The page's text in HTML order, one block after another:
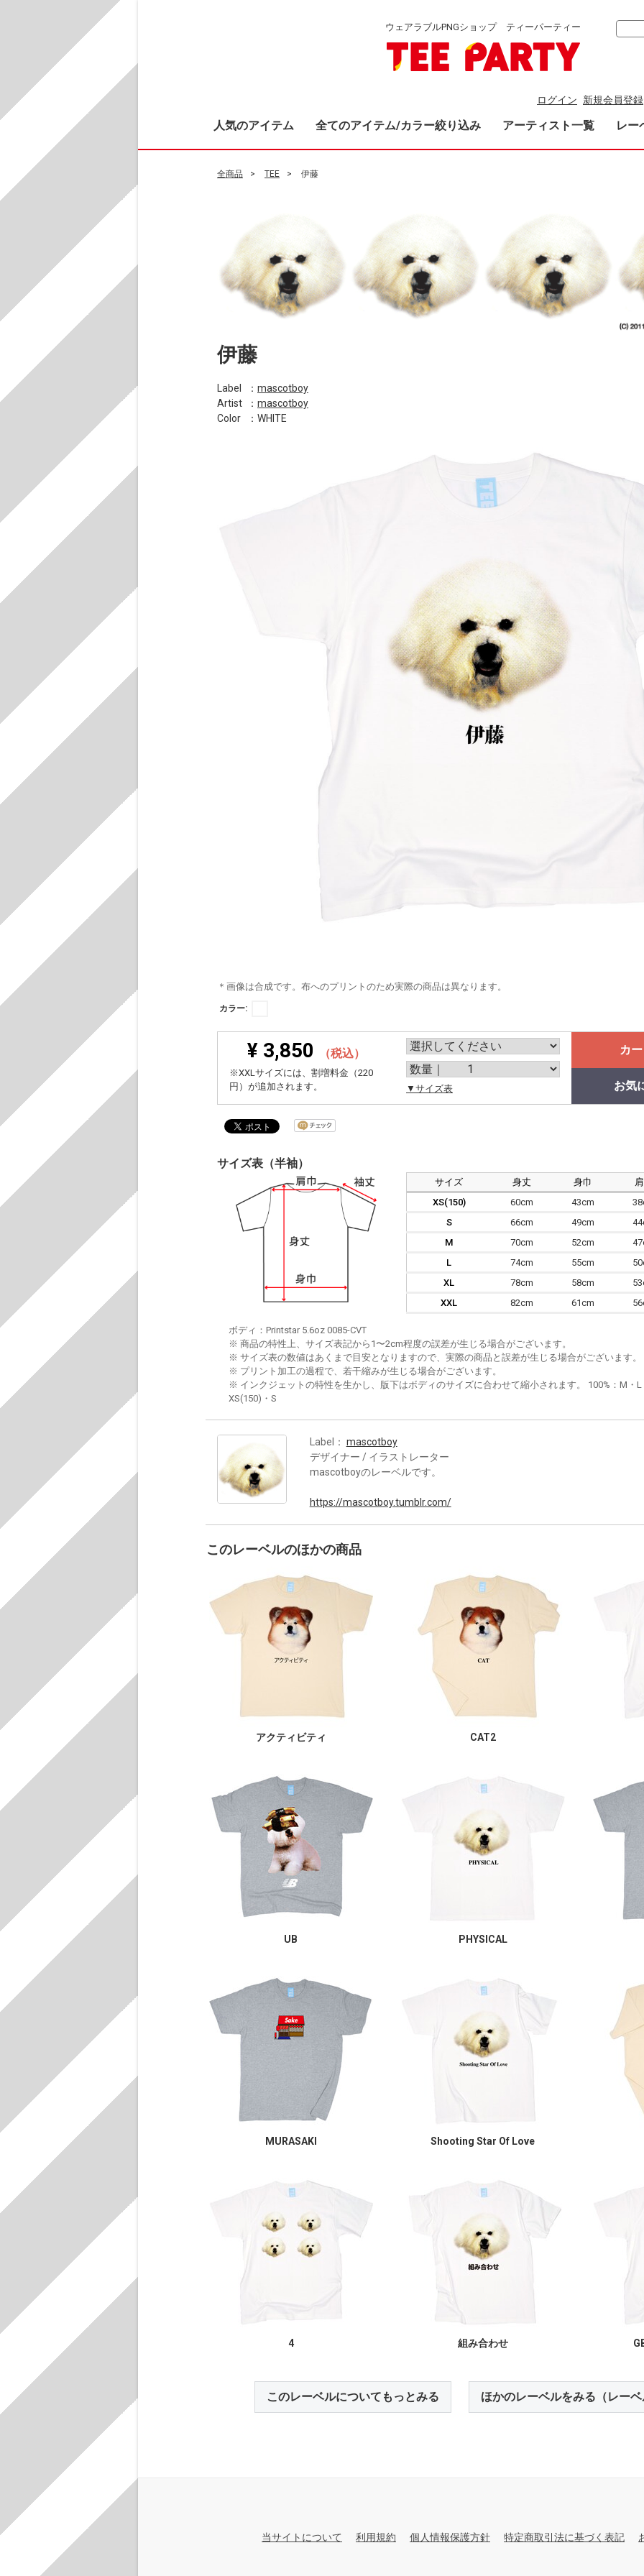
ウェアラブルPNGショップ ティーパーティー
ログイン 新規会員登録
人気のアイテム 全てのアイテム/カラー絞り込み アーティスト一覧 レー
全商品 TEE 伊藤
伊藤
Label ： mascotboy
Artist
： mascotboy
Color
：WHITE
＊画像は合成です。布へのプリントのため実際の商品は異なります。
カラー:
¥ 3,850 （税込）
※XXLサイズには、割増料金（220
円）が追加されます。
▼サイズ表
カ
お気
サイズ表（半袖）
サイズ 身丈 身巾
XS(150)
60cm 43cm
S
66cm 49cm
M
70cm 52cm
L
74cm 55cm
XL
78cm 58cm
XXL
82cm 61cm
ボディ：Printstar 5.6oz 0085-CVT
※ 商品の特性上、サイズ表記から1〜2cm程度の誤差が生じる場合がございます。
※ サイズ表の数値はあくまで目安となりますので、実際の商品と誤差が生じる場合がございます。
※ プリント加工の過程で、若干縮みが生じる場合がございます。
※ インクジェットの特性を生かし、版下はボディのサイズに合わせて縮小されます。 100%：M・L
XS(150)・S
Label： mascotboy
デザイナー / イラストレーター
mascotboyのレーベルです。
https://mascotboy.tumblr.com/
このレーベルのほかの商品
アクティビティ CAT2
UB PHYSICAL
MURASAKI Shooting Star Of Love
4 組み合わせ
このレーベルについてもっとみる ほかのレーベルをみる（レー
当サイトについて 利用規約 個人情報保護方針 特定商取引法に基づく表記